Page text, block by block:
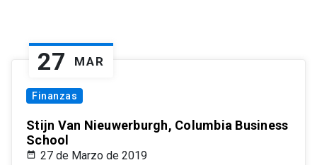
27 MAR
Finanzas
Stijn Van Nieuwerburgh, Columbia Business
School
27 de Marzo de 2019